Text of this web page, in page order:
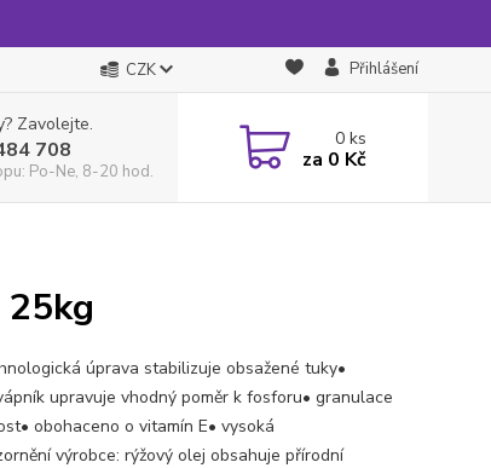
CZK Přihlášení
Zavolejte.
708
Po-Ne, 8-20 hod.
0ks
za 0 Kč
úprava stabilizuje obsažené tuky•
upravuje vhodný poměr k fosforu• granulace
obohaceno o vitamín E• vysoká
výrobce: rýžový olej obsahuje přírodní